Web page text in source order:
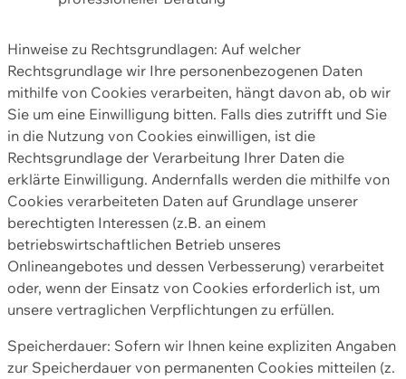
Hinweise zu Rechtsgrundlagen: Auf welcher
Rechtsgrundlage wir Ihre personenbezogenen Daten
mithilfe von Cookies verarbeiten, hängt davon ab, ob wir
Sie um eine Einwilligung bitten. Falls dies zutrifft und Sie
in die Nutzung von Cookies einwilligen, ist die
Rechtsgrundlage der Verarbeitung Ihrer Daten die
erklärte Einwilligung. Andernfalls werden die mithilfe von
Cookies verarbeiteten Daten auf Grundlage unserer
berechtigten Interessen (z.B. an einem
betriebswirtschaftlichen Betrieb unseres
Onlineangebotes und dessen Verbesserung) verarbeitet
oder, wenn der Einsatz von Cookies erforderlich ist, um
unsere vertraglichen Verpflichtungen zu erfüllen.
Speicherdauer: Sofern wir Ihnen keine expliziten Angaben
zur Speicherdauer von permanenten Cookies mitteilen (z.